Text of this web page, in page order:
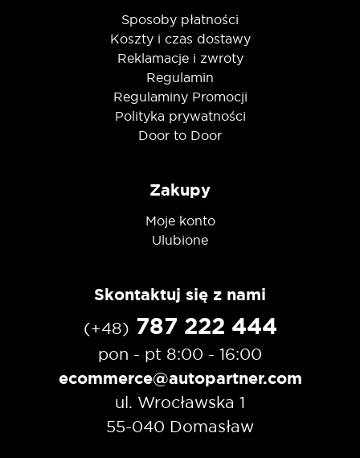
Sposoby płatności
Koszty i czas dostawy
Reklamacje i zwroty
Regulamin
Regulaminy Promocji
Polityka prywatności
Door to Door
Zakupy
Moje konto
Ulubione
Skontaktuj się z nami
(+48) 787 222 444
pon - pt 8:00 - 16:00
ecommerce@autopartner.com
ul. Wrocławska 1
55-040 Domasław